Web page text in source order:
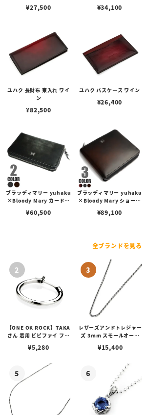
¥27,500 ¥34,100
ユハク 長財布 束入れ ワイ
ン
¥82,500
ユハク パスケース ワイン
¥26,400
ブラッディマリー yuhaku
×Bloody Mary カードケ
ー）
¥60,500
ブラッディマリー yuhaku
×Bloody Mary ショート
スナー）
¥89,100
全ブランドを見る
【ONE OK ROCK】TAKA
さん 着用 ビビファイ フー
¥5,280
レザーズアンドトレジャー
ズ 3mm スモールオーバ
ブスタークラスプ＆LTロ
¥15,400